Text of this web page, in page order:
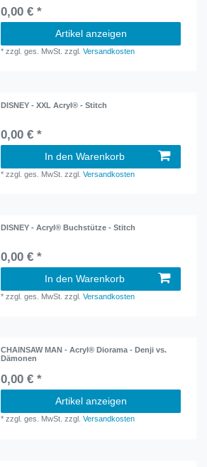
0,00 € *
Artikel anzeigen
*zzgl. ges. MwSt. zzgl.Versandkosten
DISNEY - XXL Acryl® - Stitch
0,00 € *
In den Warenkorb
*zzgl. ges. MwSt. zzgl.Versandkosten
DISNEY - Acryl® Buchstütze - Stitch
0,00 € *
In den Warenkorb
*zzgl. ges. MwSt. zzgl.Versandkosten
CHAINSAW MAN - Acryl® Diorama - Denji vs.
Dämonen
0,00 € *
Artikel anzeigen
*zzgl. ges. MwSt. zzgl.Versandkosten